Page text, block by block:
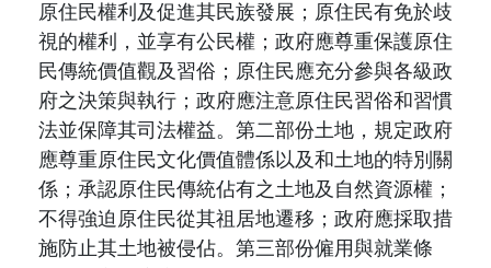
原住民權利及促進其民族發展；原住民有免於歧
視的權利，並享有公民權；政府應尊重保護原住
民傳統價值觀及習俗；原住民應充分參與各級政
府之決策與執行；政府應注意原住民習俗和習慣
法並保障其司法權益。第二部份土地，規定政府
應尊重原住民文化價值體係以及和土地的特別關
係；承認原住民傳統佔有之土地及自然資源權；
不得強迫原住民從其祖居地遷移；政府應採取措
施防止其土地被侵佔。第三部份僱用與就業條